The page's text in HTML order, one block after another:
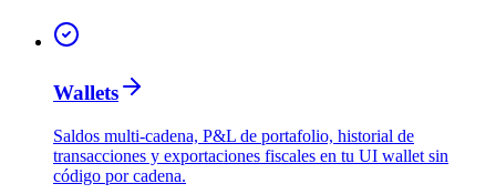
Wallets
Saldos multi-cadena, P&L de portafolio, historial de
transacciones y exportaciones fiscales en tu UI wallet sin
código por cadena.